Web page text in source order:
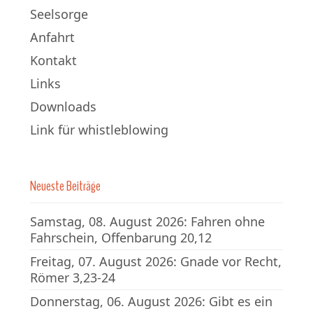
Seelsorge
Anfahrt
Kontakt
Links
Downloads
Link für whistleblowing
Neueste Beiträge
Samstag, 08. August 2026: Fahren ohne
Fahrschein, Offenbarung 20,12
Freitag, 07. August 2026: Gnade vor Recht,
Römer 3,23-24
Donnerstag, 06. August 2026: Gibt es ein